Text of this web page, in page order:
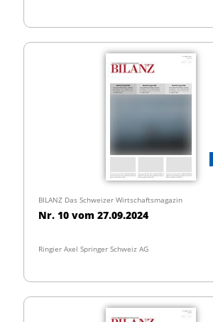
BILANZ Das Schweizer Wirtschaftsmagazin
Nr. 10 vom 27.09.2024
Ringier Axel Springer Schweiz AG